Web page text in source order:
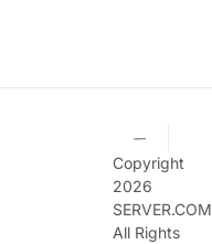
Copyright
2026
All Rights